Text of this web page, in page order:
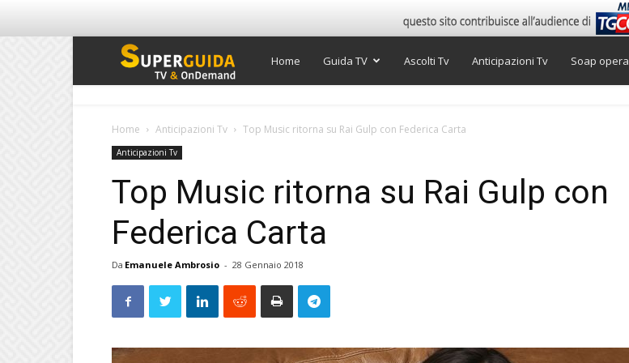
Super
Home Guida TV Ascolti Tv Anticipazioni Tv Soap opera
Home Anticipazioni Tv Top Music ritorna su Rai Gulp con Federica Carta
Anticipazioni Tv
Top Music ritorna su Rai Gulp con
Federica Carta
Da Emanuele Ambrosio - 28 Gennaio 2018